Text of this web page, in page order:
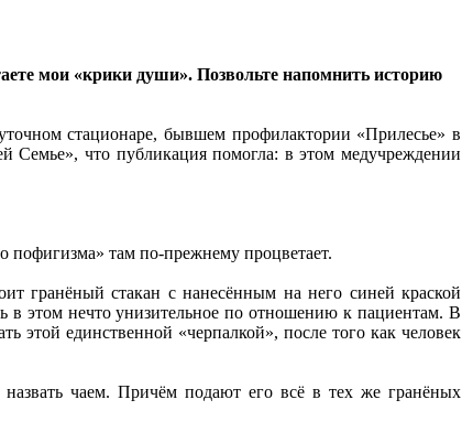
мои «крики души». Позвольте напомнить историю
стационаре, бывшем профилактории «Прилесье» в
что публикация помогла: в этом медучреждении
пофигизма» там по-прежнему процветает.
гранёный стакан с нанесённым на него синей краской
в этом нечто унизительное по отношению к пациентам. В
этой единственной «черпалкой», после того как человек
назвать чаем. Причём подают его всё в тех же гранёных